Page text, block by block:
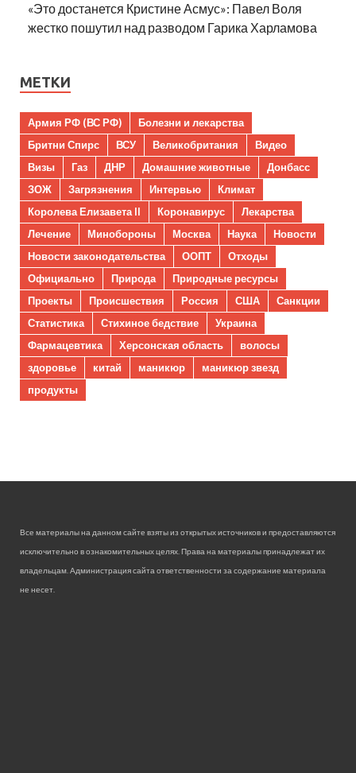
«Это достанется Кристине Асмус»: Павел Воля
жестко пошутил над разводом Гарика Харламова
МЕТКИ
Армия РФ (ВС РФ)
Болезни и лекарства
Бритни Спирс
ВСУ Великобритания
Видео
Визы
Газ ДНР Домашние животные
Донбасс
ЗОЖ
Загрязнения Интервью
Климат
Королева Елизавета II
Коронавирус
Лекарства
Лечение
Минобороны Москва Наука
Новости
Новости законодательства
ООПТ
Отходы
Официально
Природа
Природные ресурсы
Проекты
Происшествия Россия США
Санкции
Статистика
Стихиное бедствие
Украина
Фармацевтика
Херсонская область
волосы
здоровье
китай маникюр
маникюр звезд
продукты
Все материалы на данном сайте взяты из открытых источников и предоставляются
исключительно в ознакомительных целях. Права на материалы принадлежат их
владельцам. Администрация сайта ответственности за содержание материала
не несет.